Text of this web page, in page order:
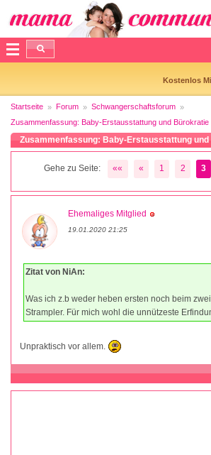
Kostenlos
Startseite Forum
Schwangerschaftsforum
Zusammenfassung: Baby-Erstausstattung und Bürokratie
Zusammenfassung: Baby-Erstausstattung
Gehe zu Seite: «« « 1 2 3
Ehemaliges Mitglied
19.01.2020 21:25
Zitat von NiAn:
Was ich z.b weder heben ersten noch beim
Strampler. Für mich wohl die unnützeste
Unpraktisch vor allem.